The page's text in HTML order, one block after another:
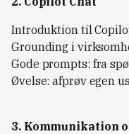
Introduktion til
Grounding i
Gode prompts: fra
Øvelse: afprøv egen
3. Kommunikation